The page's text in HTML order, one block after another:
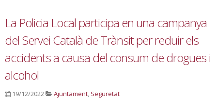
La Policia Local participa en una campanya
del Servei Català de Trànsit per reduir els
accidents a causa del consum de drogues i
alcohol
19/12/2022 Ajuntament, Seguretat